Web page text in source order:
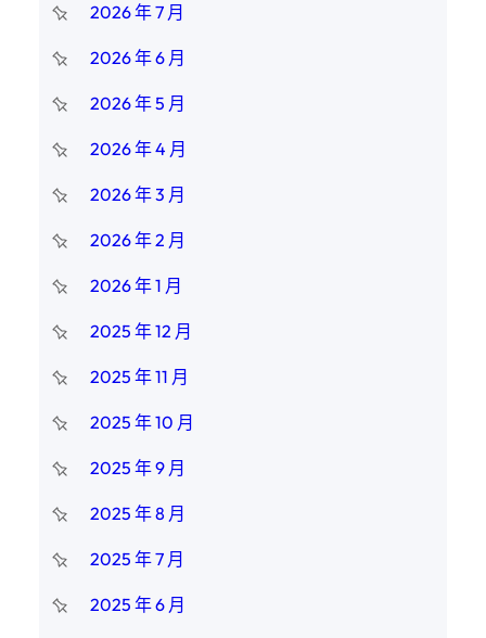
2026 年 7 月
2026 年 6 月
2026 年 5 月
2026 年 4 月
2026 年 3 月
2026 年 2 月
2026 年 1 月
2025 年 12 月
2025 年 11 月
2025 年 10 月
2025 年 9 月
2025 年 8 月
2025 年 7 月
2025 年 6 月